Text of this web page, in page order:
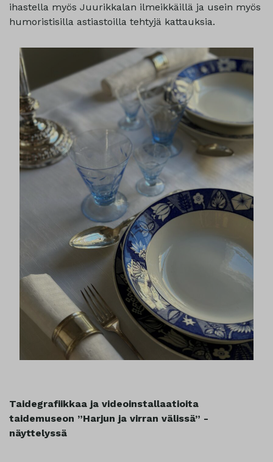
ihastella myös Juurikkalan ilmeikkäillä ja usein myös
humoristisilla astiastoilla tehtyjä kattauksia.
Taidegrafiikkaa ja videoinstallaatioita
taidemuseon ”Harjun ja virran välissä” -
näyttelyssä